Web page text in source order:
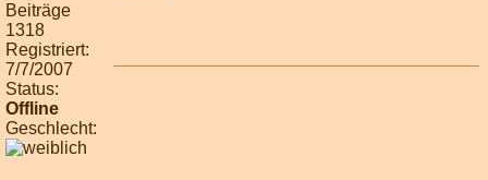
Beiträge
1318
Registriert:
7/7/2007
Status:
Offline
Geschlecht: